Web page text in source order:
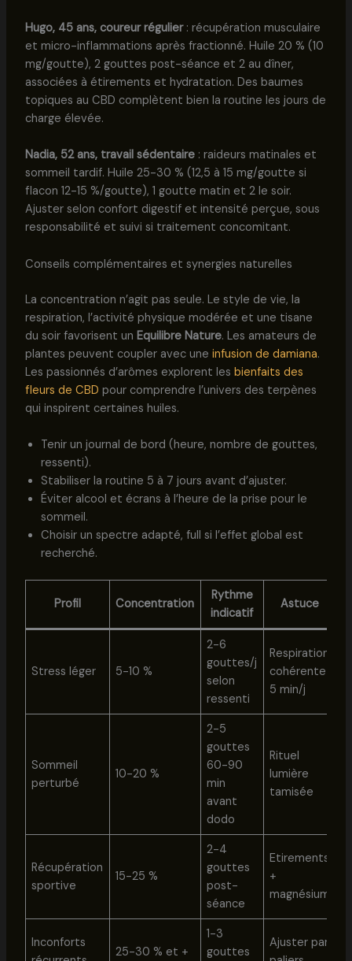
Hugo, 45 ans, coureur régulier: récupération musculaire
et micro-inflammations après fractionné. Huile 20 % (10
mg/goutte), 2 gouttes post-séance et 2 au dîner,
associées à étirements et hydratation. Des baumes
topiques au CBD complètent bien la routine les jours de
charge élevée.
Nadia, 52 ans, travail sédentaire: raideurs matinales et
sommeil tardif. Huile 25-30 % (12,5 à 15 mg/goutte si
flacon 12-15 %/goutte), 1 goutte matin et 2 le soir.
Ajuster selon confort digestif et intensité perçue, sous
responsabilité et suivi si traitement concomitant.
Conseils complémentaires et synergies naturelles
La concentration n’agit pas seule. Le style de vie, la
respiration, l’activité physique modérée et une tisane
du soir favorisent un Equilibre Nature. Les amateurs de
plantes peuvent coupler avec une infusion de damiana.
Les passionnés d’arômes explorent les bienfaits des
fleurs de CBD pour comprendre l’univers des terpènes
qui inspirent certaines huiles.
Tenir un journal de bord (heure, nombre de gouttes,
ressenti).
Stabiliser la routine 5 à 7 jours avant d’ajuster.
Éviter alcool et écrans à l’heure de la prise pour le
sommeil.
Choisir un spectre adapté, full si l’effet global est
recherché.
Profil Concentration
Rythme
indicatif
Astuce
Stress léger 5-10 %
2-6
gouttes/j
selon
ressenti
Respiration
cohérente
5 min/j
Sommeil
perturbé
10-20 %
2-5
gouttes
60-90
min
avant
dodo
Rituel
lumière
tamisée
Récupération
sportive
15-25 %
2-4
gouttes
post-
séance
Etirements
+
magnésium
Inconforts
25-30 % et +
1-3
gouttes
Ajuster par